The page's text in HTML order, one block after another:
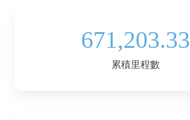
671,203.33
累積里程數